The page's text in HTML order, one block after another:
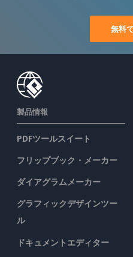
無料
製品情報
PDFツールスイート
フリップブック・メーカー
ダイアグラムメーカー
グラフィックデザインツー
ル
ドキュメントエディター